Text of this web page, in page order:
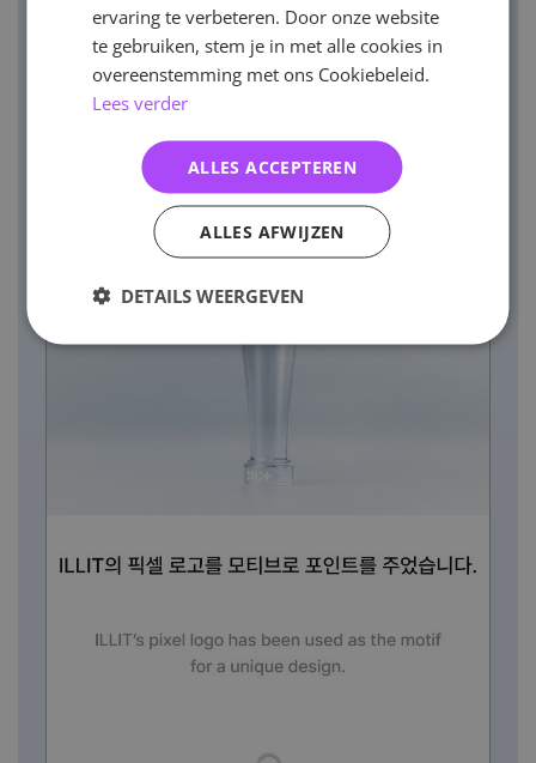
ervaring te verbeteren. Door onze website
te gebruiken, stem je in met alle cookies in
overeenstemming met ons Cookiebeleid.
Lees verder
ALLES ACCEPTEREN
ALLES AFWIJZEN
DETAILS WEERGEVEN